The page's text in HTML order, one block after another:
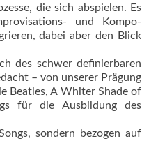
die sich abspielen. Es
und Kompo­
dabei aber den Blick
des schwer definierbaren
– von unserer Prägung
Beatles, A Whiter Shade of
für die ­Aus­bildung des
sondern bezogen auf